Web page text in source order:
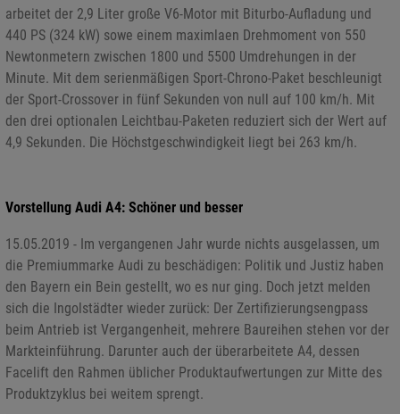
arbeitet der 2,9 Liter große V6-Motor mit Biturbo-Aufladung und
440 PS (324 kW) sowe einem maximlaen Drehmoment von 550
Newtonmetern zwischen 1800 und 5500 Umdrehungen in der
Minute. Mit dem serienmäßigen Sport-Chrono-Paket beschleunigt
der Sport-Crossover in fünf Sekunden von null auf 100 km/h. Mit
den drei optionalen Leichtbau-Paketen reduziert sich der Wert auf
4,9 Sekunden. Die Höchstgeschwindigkeit liegt bei 263 km/h.
Vorstellung Audi A4: Schöner und besser
15.05.2019 - Im vergangenen Jahr wurde nichts ausgelassen, um
die Premiummarke Audi zu beschädigen: Politik und Justiz haben
den Bayern ein Bein gestellt, wo es nur ging. Doch jetzt melden
sich die Ingolstädter wieder zurück: Der Zertifizierungsengpass
beim Antrieb ist Vergangenheit, mehrere Baureihen stehen vor der
Markteinführung. Darunter auch der überarbeitete A4, dessen
Facelift den Rahmen üblicher Produktaufwertungen zur Mitte des
Produktzyklus bei weitem sprengt.